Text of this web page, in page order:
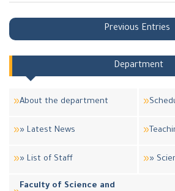
Posts
navigation
Previous Entries
Department
About the department
» Latest News
» List of Staff »
Faculty of Science and